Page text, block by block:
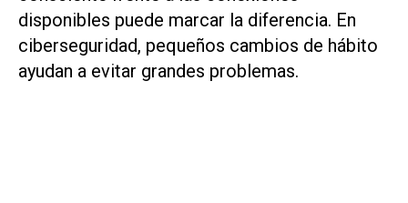
disponibles puede marcar la diferencia. En
ciberseguridad, pequeños cambios de hábito
ayudan a evitar grandes problemas.